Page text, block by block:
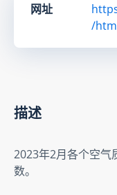
网址
/
描述
2023年2月各个空气
数。